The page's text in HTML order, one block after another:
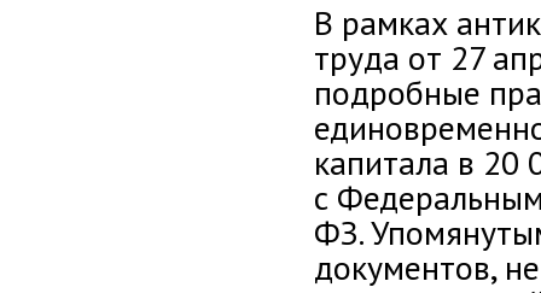
В рамках
труда от 27
подробные
капитала в 20
с
ФЗ.
документов,